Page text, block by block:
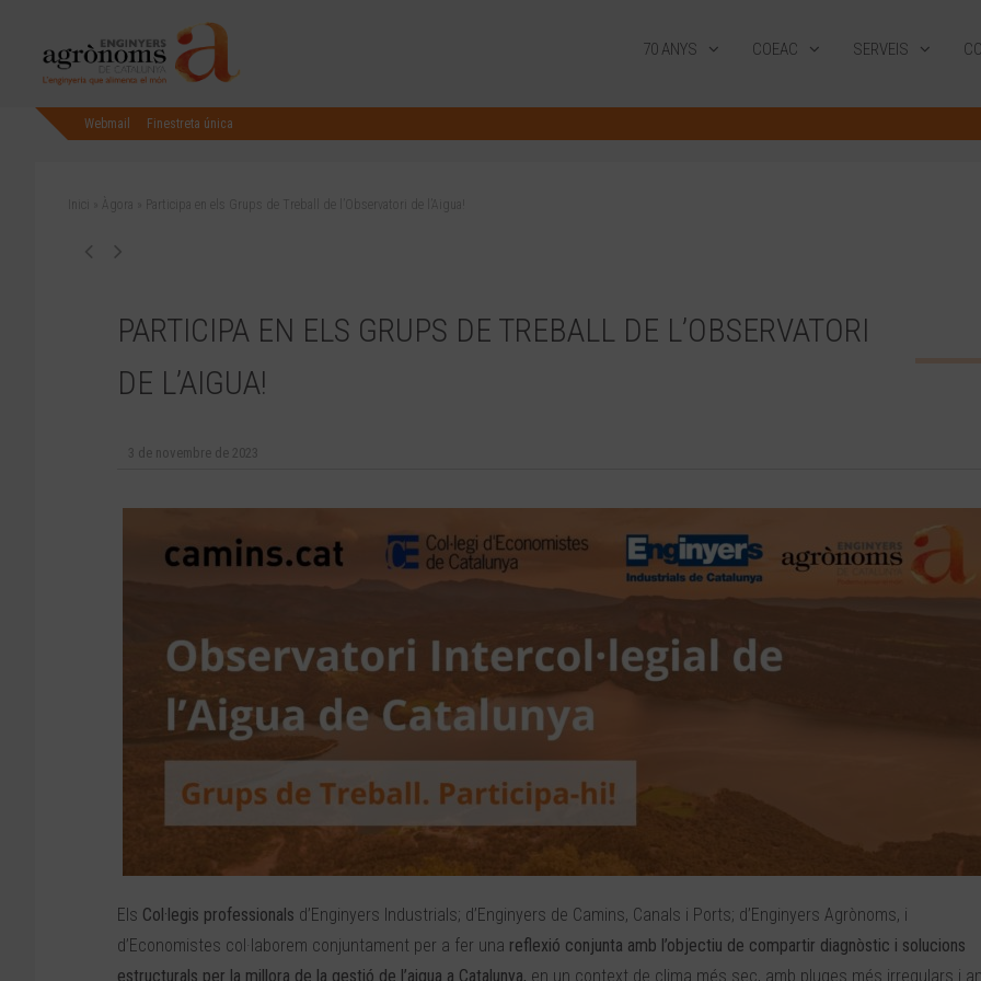
70 ANYS COEAC SERVEIS
Webmail Finestreta única
Inici Àgora Participa en els Grups de Treball de l’Observatori de l’Aigua!
PARTICIPA EN ELS GRUPS DE TREBALL DE L’OBSERVATORI
DE L’AIGUA!
3 de novembre de 2023
Els Col·legis professionals d’Enginyers Industrials; d’Enginyers de Camins, Canals i Ports; d’Enginyers Agrònoms, i
d’Economistes col·laborem conjuntament per a fer una reflexió conjunta amb l’objectiu de compartir diagnòstic i solucions
estructurals per la millora de la gestió de l’aigua a Catalunya, en un context de clima més sec, amb pluges més irregulars i